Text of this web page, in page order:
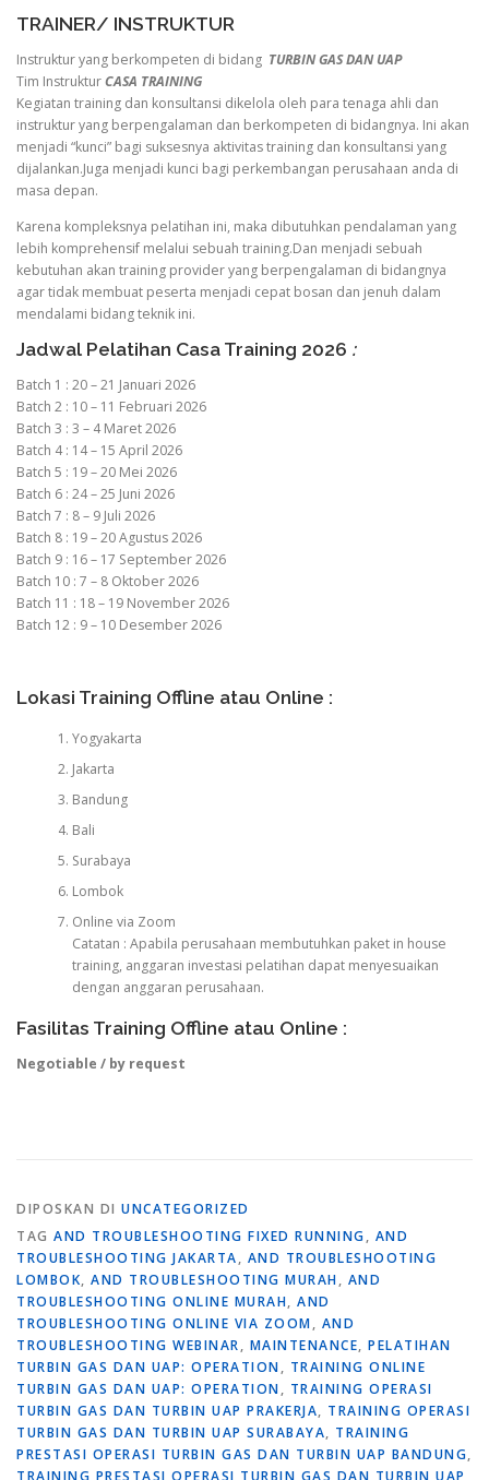
TRAINER/ INSTRUKTUR
Instruktur yang berkompeten di bidang TURBIN GAS DAN UAP
Tim InstrukturCASA TRAINING
Kegiatan training dan konsultansi dikelola oleh para tenaga ahli dan
instruktur yang berpengalaman dan berkompeten di bidangnya. Ini akan
menjadi “kunci” bagi suksesnya aktivitas training dan konsultansi yang
dijalankan.Juga menjadi kunci bagi perkembangan perusahaan anda di
masa depan.
Karena kompleksnya pelatihan ini, maka dibutuhkan pendalaman yang
lebih komprehensif melalui sebuah training.Dan menjadi sebuah
kebutuhan akan training provider yang berpengalaman di bidangnya
agar tidak membuat peserta menjadi cepat bosan dan jenuh dalam
mendalami bidang teknik ini.
Jadwal Pelatihan Casa Training 2026 :
Batch 1 : 20 – 21 Januari 2026
Batch 2 : 10 – 11 Februari 2026
Batch 3 : 3 – 4 Maret 2026
Batch 4 : 14 – 15 April 2026
Batch 5 : 19 – 20 Mei 2026
Batch 6 : 24 – 25 Juni 2026
Batch 7 : 8 – 9 Juli 2026
Batch 8 : 19 – 20 Agustus 2026
Batch 9 : 16 – 17 September 2026
Batch 10 : 7 – 8 Oktober 2026
Batch 11 : 18 – 19 November 2026
Batch 12 : 9 – 10 Desember 2026
Lokasi Training Offline atau Online :
Yogyakarta
Jakarta
Bandung
Bali
Surabaya
Lombok
Online via Zoom
Catatan : Apabila perusahaan membutuhkan paket in house
training, anggaran investasi pelatihan dapat menyesuaikan
dengan anggaran perusahaan.
Fasilitas Training Offline atau Online :
Negotiable / by request
DIPOSKAN DI UNCATEGORIZED
TAG AND TROUBLESHOOTING FIXED RUNNING, AND
TROUBLESHOOTING JAKARTA, AND TROUBLESHOOTING
LOMBOK, AND TROUBLESHOOTING MURAH, AND
TROUBLESHOOTING ONLINE MURAH, AND
TROUBLESHOOTING ONLINE VIA ZOOM, AND
TROUBLESHOOTING WEBINAR, MAINTENANCE, PELATIHAN
TURBIN GAS DAN UAP: OPERATION, TRAINING ONLINE
TURBIN GAS DAN UAP: OPERATION, TRAINING OPERASI
TURBIN GAS DAN TURBIN UAP PRAKERJA, TRAINING OPERASI
TURBIN GAS DAN TURBIN UAP SURABAYA, TRAINING
PRESTASI OPERASI TURBIN GAS DAN TURBIN UAP BANDUNG,
TRAINING PRESTASI OPERASI TURBIN GAS DAN TURBIN UAP